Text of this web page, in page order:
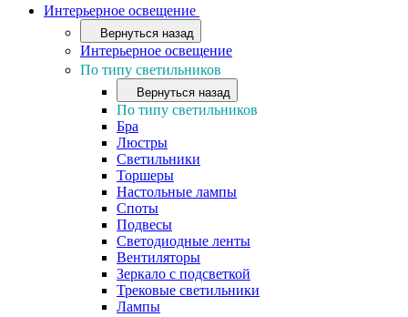
Интерьерное освещение
Вернуться назад
Интерьерное освещение
По типу светильников
Вернуться назад
По типу светильников
Бра
Люстры
Светильники
Торшеры
Настольные лампы
Споты
Подвесы
Светодиодные ленты
Вентиляторы
Зеркало с подсветкой
Трековые светильники
Лампы